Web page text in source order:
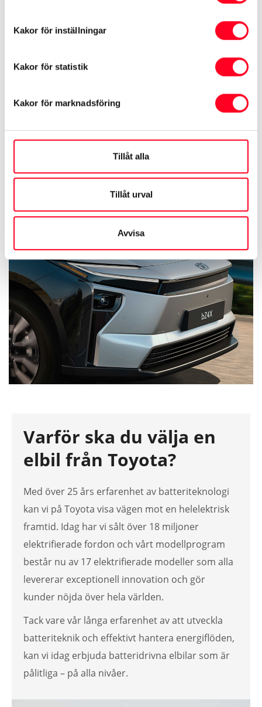
Kakor för inställningar
Kakor för statistik
Kakor för marknadsföring
Tillåt alla
Tillåt urval
Avvisa
Varför ska du välja en
elbil från Toyota?
Med över 25 års erfarenhet av batteriteknologi
kan vi på Toyota visa vägen mot en helelektrisk
framtid. Idag har vi sålt över 18 miljoner
elektrifierade fordon och vårt modellprogram
består nu av 17 elektrifierade modeller som alla
levererar exceptionell innovation och gör
kunder nöjda över hela världen.
Tack vare vår långa erfarenhet av att utveckla
batteriteknik och effektivt hantera energiflöden,
kan vi idag erbjuda batteridrivna elbilar som är
pålitliga – på alla nivåer.